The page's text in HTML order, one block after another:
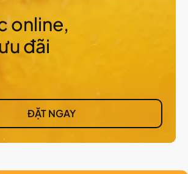
online,
đãi
ĐẶT NGAY